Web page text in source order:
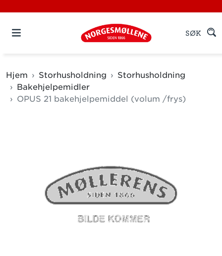
SØK
Hjem Storhusholdning
Storhusholdning
Bakehjelpemidler
OPUS 21 bakehjelpemiddel (volum /frys)